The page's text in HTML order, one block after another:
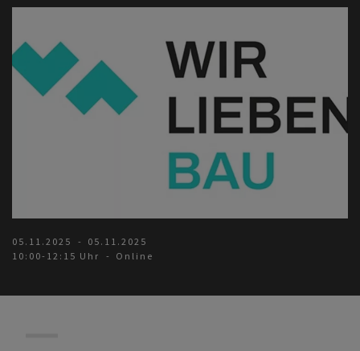
05.11.2025
05.11.2025
10:00-12:15 Uhr
Online